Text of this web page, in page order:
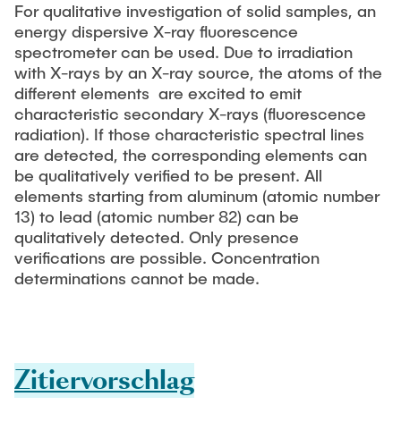
For qualitative investigation of solid samples, an
energy dispersive X-ray fluorescence
spectrometer can be used. Due to irradiation
with X-rays by an X-ray source, the atoms of the
different elements are excited to emit
characteristic secondary X-rays (fluorescence
radiation). If those characteristic spectral lines
are detected, the corresponding elements can
be qualitatively verified to be present. All
elements starting from aluminum (atomic number
13) to lead (atomic number 82) can be
qualitatively detected. Only presence
verifications are possible. Concentration
determinations cannot be made.
Zitiervorschlag